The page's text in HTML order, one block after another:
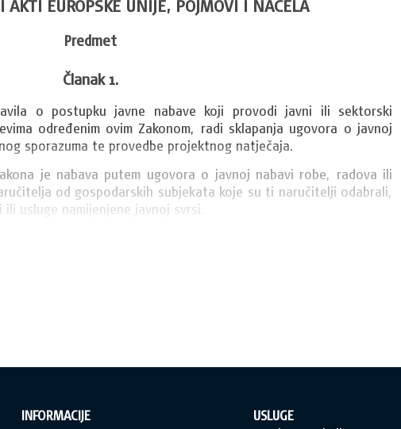
AKTI EUROPSKE UNIJE, POJMOVI I NAČELA
Predmet
Članak 1.
o postupku javne nabave koji provodi javni ili sektorski
određenim ovim Zakonom, radi sklapanja ugovora o javnoj
sporazuma te provedbe projektnog natječaja.
je nabava putem ugovora o javnoj nabavi robe, radova ili
od gospodarskih subjekata koje su ti naručitelji odabrali,
usluge namijenjene javnoj svrsi.
INFORMACIJE
USLUGE